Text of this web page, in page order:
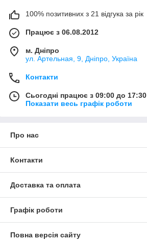
100% позитивних з 21 відгука за рік
Працює з 06.08.2012
м. Дніпро
ул. Артельная, 9, Дніпро, Україна
Контакти
Сьогодні працює з 09:00 до 17:30
Показати весь графік роботи
Про нас
Контакти
Доставка та оплата
Графік роботи
Повна версія сайту